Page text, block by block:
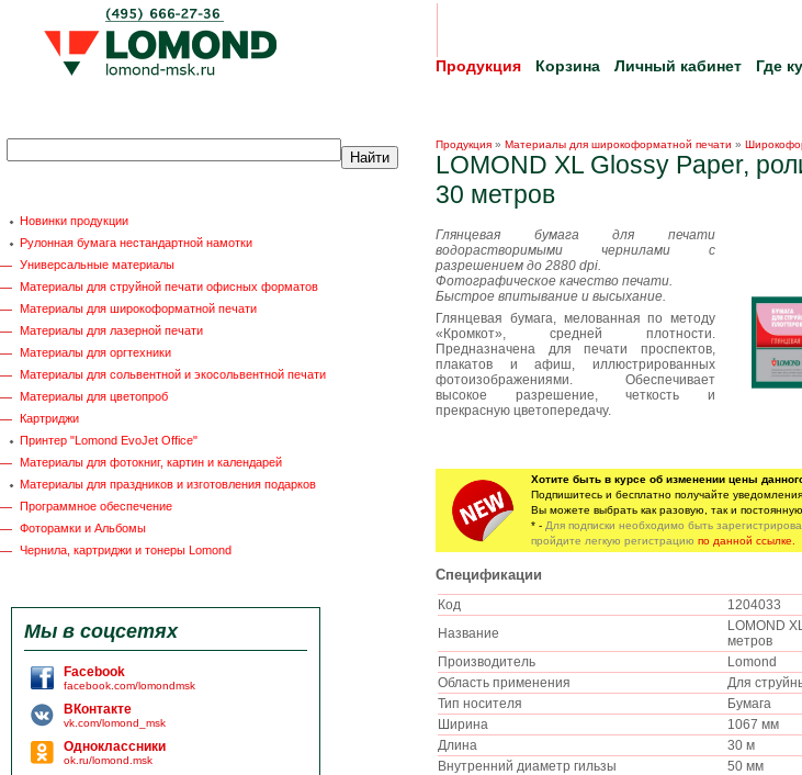
Продукция Корзина Личный кабинет Где
Новинки продукции
Рулонная бумага нестандартной намотки
Универсальные материалы
Материалы для струйной печати офисных форматов
Материалы для широкоформатной печати
Материалы для лазерной печати
Материалы для оргтехники
Материалы для сольвентной и экосольвентной печати
Материалы для цветопроб
Картриджи
Принтер "Lomond EvoJet Office"
Материалы для фотокниг, картин и календарей
Материалы для праздников и изготовления подарков
Программное обеспечение
Фоторамки и Альбомы
Чернила, картриджи и тонеры Lomond
Мы в соцсетях
Facebook
facebook.com/lomondmsk
ВКонтакте
vk.com/lomond_msk
Одноклассники
ok.ru/lomond.msk
Продукция » Материалы для широкоформатной печати »
LOMOND XL Glossy Paper,
30 метров
Глянцевая бумага для печати
водорастворимыми чернилами с
разрешением до 2880 dpi.
Фотографическое качество печати.
Быстрое впитывание и высыхание.
Глянцевая бумага, мелованная по методу
«Кромкот», средней плотности.
Предназначена для печати проспектов,
плакатов и афиш, иллюстрированных
фотоизображениями. Обеспечивает
высокое разрешение, четкость и
прекрасную цветопередачу.
Хотите быть в курсе об изменении цены
Подпишитесь и бесплатно получайте
Вы можете выбрать как разовую, так и
* - Для подписки необходимо быть
пройдите легкую регистрацию по данной ссылке.
Спецификации
Код
1204033
Название
LOMOND
метров
Производитель
Lomond
Область применения
Для
Тип носителя
Бумага
Ширина
1067 мм
Длина
30 м
Внутренний диаметр гильзы
50 мм